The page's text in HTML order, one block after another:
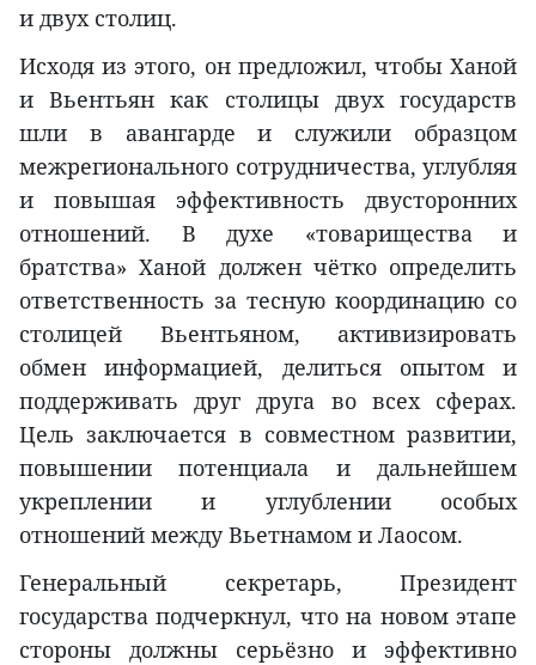
и двух столиц.
Исходя из этого, он предложил, чтобы Ханой
и Вьентьян как столицы двух государств
шли в авангарде и служили образцом
межрегионального сотрудничества, углубляя
и повышая эффективность двусторонних
отношений. В духе «товарищества и
братства» Ханой должен чётко определить
ответственность за тесную координацию со
столицей Вьентьяном, активизировать
обмен информацией, делиться опытом и
поддерживать друг друга во всех сферах.
Цель заключается в совместном развитии,
повышении потенциала и дальнейшем
укреплении и углублении особых
отношений между Вьетнамом и Лаосом.
Генеральный секретарь, Президент
государства подчеркнул, что на новом этапе
стороны должны серьёзно и эффективно